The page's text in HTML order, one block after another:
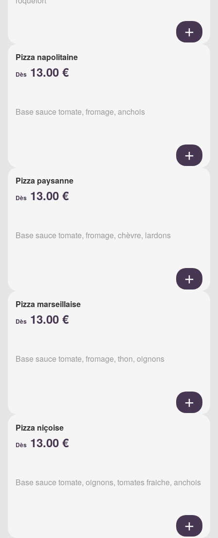
Pizza napolitaine
Dès 13.00 €
Base sauce tomate, fromage, anchois
Pizza paysanne
Dès 13.00 €
Base sauce tomate, fromage, chèvre, lardons
Pizza marseillaise
Dès 13.00 €
Base sauce tomate, fromage, thon, oignons
Pizza niçoise
Dès 13.00 €
Base sauce tomate, oignons, tomates fraiche, anchois